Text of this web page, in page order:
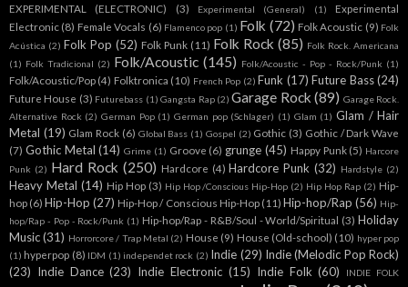
EXPERIMENTAL (ELECTRONIC)
(3) Experimental (General) (1)
Experimental
Electronic (8) Female Vocals (6) Flamenco pop (1) Folk (72) Folk Acoustic (9) Folk
Acústica (2) Folk Pop (52) Folk Punk (11) Folk Rock (85) Folk Rock. Americana
(1) Folk Tradicional (2) Folk/Acoustic (145) Folk/Acoustic - Pop - Rock/Punk (1)
Folk/Acoustic/Pop (4) Folktronica (10) French Pop (2) Funk (17) Future Bass (24)
Future House (3) Futurebass (1) Gangsta Rap (2) Garage Rock (89) Garage Rock.
Alternative Rock (2) German Pop (1) German pop (Schlager) (1) Glam (1) Glam / Hair
Metal (19) Glam Rock (6) Global Bass (1) Gospel (2) Gothic (3) Gothic / Dark Wave
(7) Gothic Metal (14) Grime (1) Groove (6) grunge (45) Happy Punk (5) Harcore
Punk (2) Hard Rock (250) Hardcore (4) Hardcore Punk (32) Hardstyle (2)
Heavy Metal (14) Hip Hop (3) Hip Hop /Conscious Hip-Hop (2) Hip Hop Rap (2) Hip-
hop (6) Hip-Hop (27) Hip-Hop / Conscious Hip-Hop (11) Hip-hop/Rap (56) Hip-
hop/Rap - Pop - Rock/Punk (1) Hip-hop/Rap - R&B/Soul - World/Spiritual (3) Holiday
Music (31) Horrorcore / Trap Metal (2) House (9) House (Old-school) (10) hyper pop
(1) hyperpop (8) IDM (1) independet rock (2) Indie (29) Indie (Melodic Pop Rock)
(23) Indie Dance (23) Indie Electronic (15) Indie Folk (60) INDIE FOLK